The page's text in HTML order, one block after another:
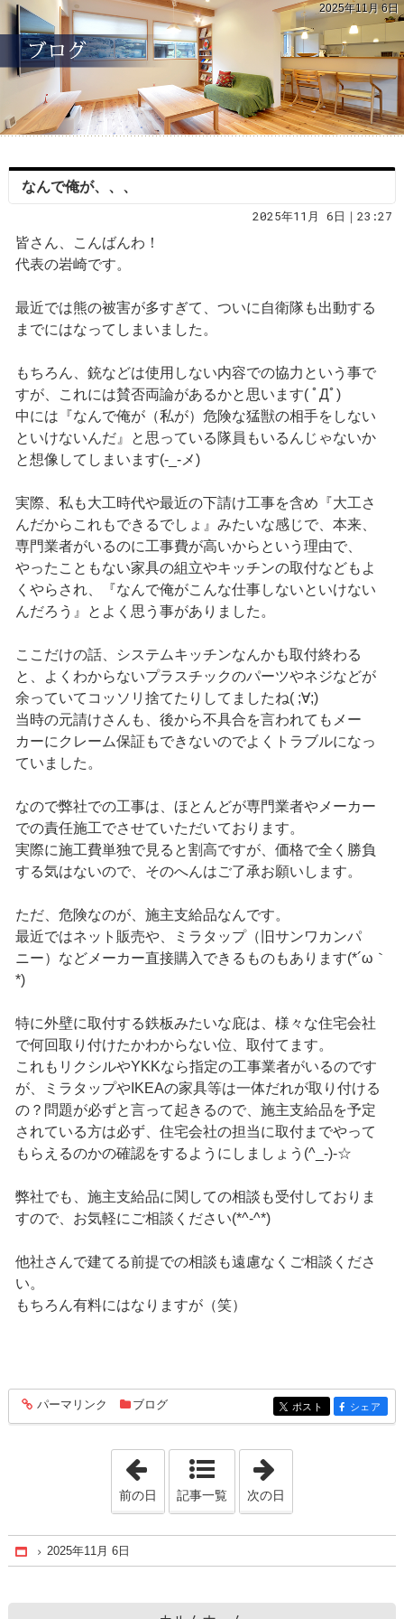
2025年11月 6日
なんで俺が、、、
2025年11月 6日｜23:27
皆さん、こんばんわ！
代表の岩崎です。
最近では熊の被害が多すぎて、ついに自衛隊も出動する
までにはなってしまいました。
もちろん、銃などは使用しない内容での協力という事で
すが、これには賛否両論があるかと思います( ﾟДﾟ)
中には『なんで俺が（私が）危険な猛獣の相手をしない
といけないんだ』と思っている隊員もいるんじゃないか
と想像してしまいます(-_-メ)
実際、私も大工時代や最近の下請け工事を含め『大工さ
んだからこれもできるでしょ』みたいな感じで、本来、
専門業者がいるのに工事費が高いからという理由で、
やったこともない家具の組立やキッチンの取付などもよ
くやらされ、『なんで俺がこんな仕事しないといけない
んだろう』とよく思う事がありました。
ここだけの話、システムキッチンなんかも取付終わる
と、よくわからないプラスチックのパーツやネジなどが
余っていてコッソリ捨てたりしてましたね( ;∀;)
当時の元請けさんも、後から不具合を言われてもメー
カーにクレーム保証もできないのでよくトラブルになっ
ていました。
なので弊社での工事は、ほとんどが専門業者やメーカー
での責任施工でさせていただいております。
実際に施工費単独で見ると割高ですが、価格で全く勝負
する気はないので、そのへんはご了承お願いします。
ただ、危険なのが、施主支給品なんです。
最近ではネット販売や、ミラタップ（旧サンワカンパ
ニー）などメーカー直接購入できるものもあります(*´ω｀
*)
特に外壁に取付する鉄板みたいな庇は、様々な住宅会社
で何回取り付けたかわからない位、取付てます。
これもリクシルやYKKなら指定の工事業者がいるのです
が、ミラタップやIKEAの家具等は一体だれが取り付ける
の？問題が必ずと言って起きるので、施主支給品を予定
されている方は必ず、住宅会社の担当に取付までやって
もらえるのかの確認をするようにしましょう(^_-)-☆
弊社でも、施主支給品に関しての相談も受付しておりま
すので、お気軽にご相談ください(*^-^*)
他社さんで建てる前提での相談も遠慮なくご相談くださ
い。
もちろん有料にはなりますが（笑）
entry431
パーマリンク ブログ entry431
ポスト entry431
シェア
「2025年11月 4日」
前の日 記事一覧 次の日
Home
2025年11月 6日